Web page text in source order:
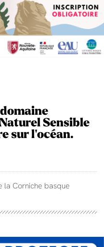
Sensible
sur l'océan.
la Corniche basque